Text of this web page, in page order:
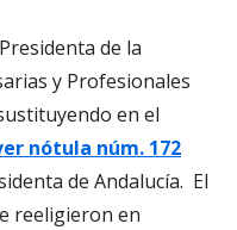
de la
y Profesionales
en el
nótula núm. 172
de Andalucía. El
reeligieron en